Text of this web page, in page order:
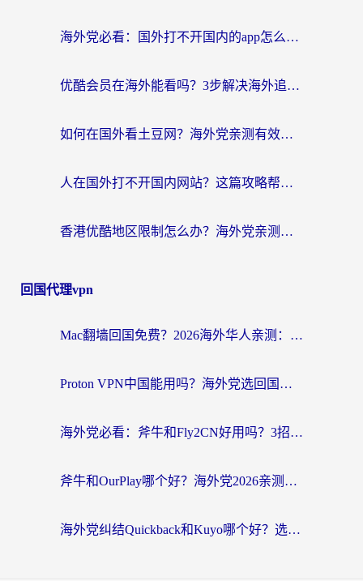
海外党必看：国外打不开国内的app怎么办？3步解决你的乡愁
优酷会员在海外能看吗？3步解决海外追剧难题，附实测好用加速器推荐
如何在国外看土豆网？海外党亲测有效的追剧加速器选择指南
人在国外打不开国内网站？这篇攻略帮你无缝解锁国内资源（附交管12123使用技巧）
香港优酷地区限制怎么办？海外党亲测有效的追剧解决方案
回国代理vpn
Mac翻墙回国免费？2026海外华人亲测：从CCTV5直播到国内APP，这样选加速器才靠谱
Proton VPN中国能用吗？海外党选回国加速器的避坑指南（附番茄加速器实测）
海外党必看：斧牛和Fly2CN好用吗？3招教你选对回国加速器（附免费试用攻略）
斧牛和OurPlay哪个好？海外党2026亲测：选对加速器，国内资源秒加载
海外党纠结Quickback和Kuyo哪个好？选对回国加速器才能无缝刷国内资源